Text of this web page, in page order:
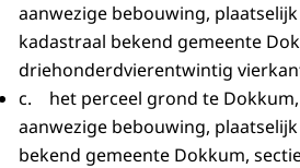
aanwezige bebouwing,
kadastraal bekend gemeente
driehonderdvierentwintig
c. het perceel grond te
aanwezige bebouwing,
bekend gemeente Dokkum,